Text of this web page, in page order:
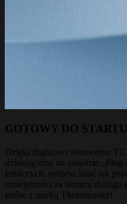
GOTOWY DO
Dzięki drążkowi sterowemu
działającemu na zasadzie
lotniczych, możesz latać jak
umiejętności za sterami dużego
lotów z marką Thrustmaster!